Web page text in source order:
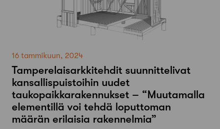
16 tammikuun, 2024
Tamperelaisarkkitehdit suunnittelivat
kansallispuistoihin uudet
taukopaikkarakennukset – “Muutamalla
elementillä voi tehdä loputtoman
määrän erilaisia rakennelmia”